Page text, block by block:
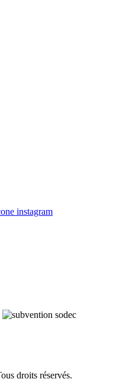
droits réservés.